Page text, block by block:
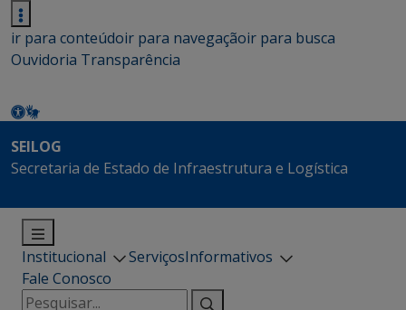
ir para conteúdoir para navegaçãoir para busca
Ouvidoria Transparência
SEILOG
Secretaria de Estado de Infraestrutura e Logística
Institucional ServiçosInformativos
Fale Conosco
Pesquisar